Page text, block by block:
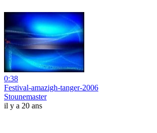
0:38
Festival-amazigh-tanger-2006
Stounemaster
il y a 20 ans